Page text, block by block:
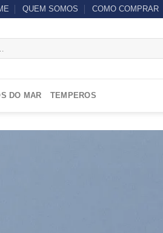
QUEM SOMOS COMO COMPRAR
DO MAR TEMPEROS